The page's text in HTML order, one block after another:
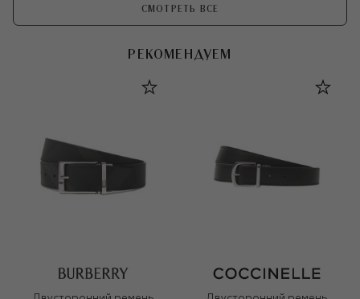
СМОТРЕТЬ ВСЕ
РЕКОМЕНДУЕМ